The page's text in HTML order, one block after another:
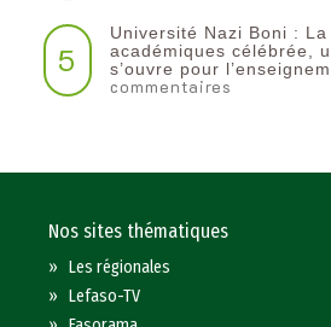
5
Université Nazi Boni :
académiques célébrée,
s’ouvre pour
commentaires
Nos sites thématiques
»Les régionales
»Lefaso-TV